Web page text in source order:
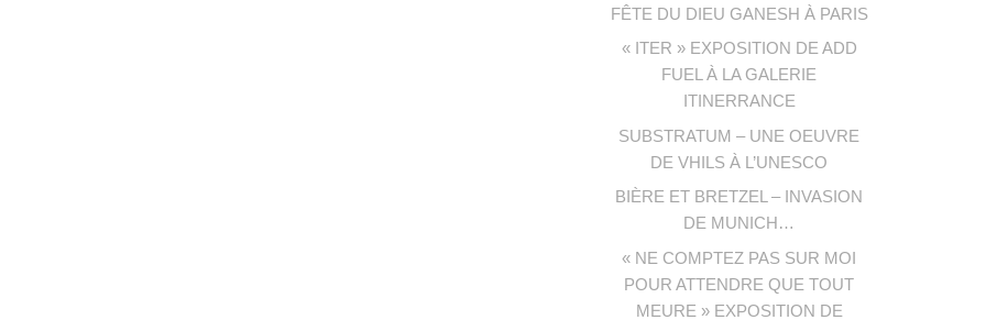
FÊTE DU DIEU GANESH À PARIS
« ITER » EXPOSITION DE ADD
FUEL À LA GALERIE
ITINERRANCE
SUBSTRATUM – UNE OEUVRE
DE VHILS À L’UNESCO
BIÈRE ET BRETZEL – INVASION
DE MUNICH…
« NE COMPTEZ PAS SUR MOI
POUR ATTENDRE QUE TOUT
MEURE » EXPOSITION DE